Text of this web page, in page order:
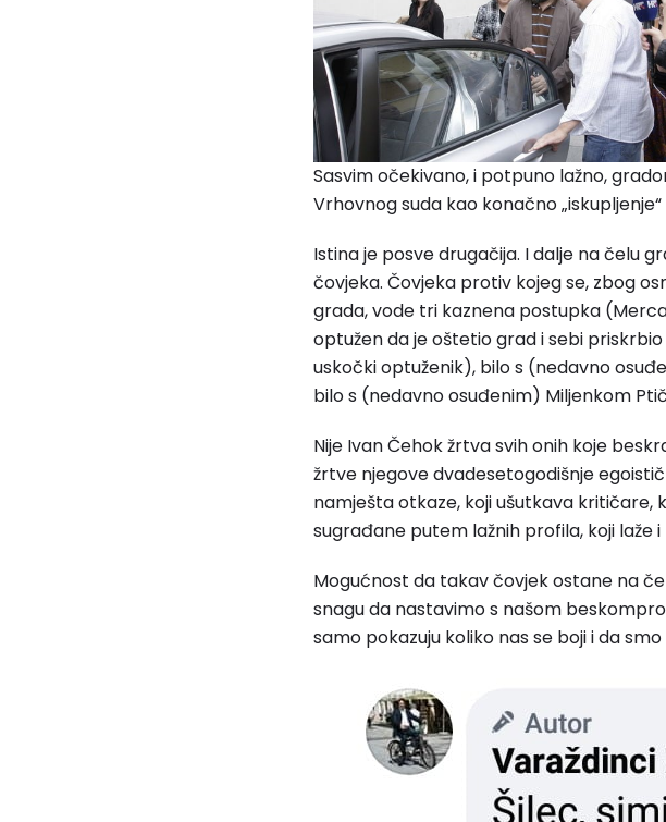
Sasvim očekivano, i potpuno lažno,
Vrhovnog suda kao konačno
Istina je posve drugačija. I dalje na čelu
čovjeka. Čovjeka protiv kojeg se, zbog
grada, vode tri kaznena postupka
optužen da je oštetio grad i sebi
uskočki optuženik), bilo s (nedavno
bilo s (nedavno osuđenim) Miljenkom
Nije Ivan Čehok žrtva svih onih koje
žrtve njegove dvadesetogodišnje
namješta otkaze, koji ušutkava kritičare,
sugrađane putem lažnih profila, koji laže
Mogućnost da takav čovjek ostane na
snagu da nastavimo s našom
samo pokazuju koliko nas se boji i da